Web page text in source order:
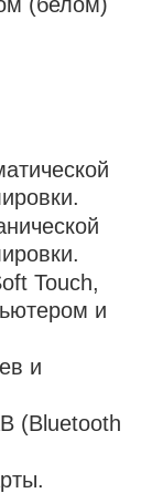
Touch,
и
и
(Bluetooth